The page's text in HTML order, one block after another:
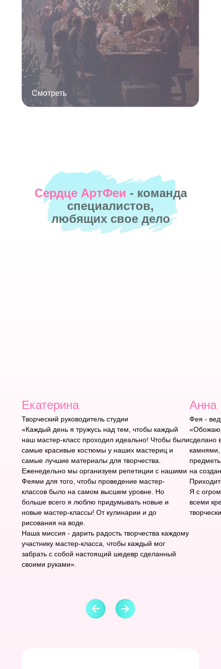
Смотреть
Сердце АртФеи - команда
специалистов,
любящих свое дело
Екатерина
Творческий руководитель студии
«Каждый день я тружусь над тем, чтобы каждый
наш мастер-класс проходил идеально! Чтобы были
самые красивые костюмы у наших мастериц и
самые лучшие материалы для творчества.
Еженедельно мы организуем репетиции с нашими
Феями для того, чтобы проведение мастер-
классов было на самом высшем уровне. Но
больше всего я люблю придумывать новые и
новые мастер-классы! От кулинарии и до
рисования на воде.
Наша миссия - дарить радость творчества каждому
участнику мастер-класса, чтобы каждый мог
забрать с собой настоящий шедевр сделанный
своими руками».
Анна
Фея -
«Обожаю
сделано
на
Я с
всеми